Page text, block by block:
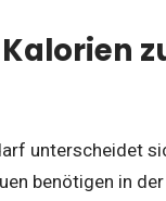
unterscheidet
benötigen in